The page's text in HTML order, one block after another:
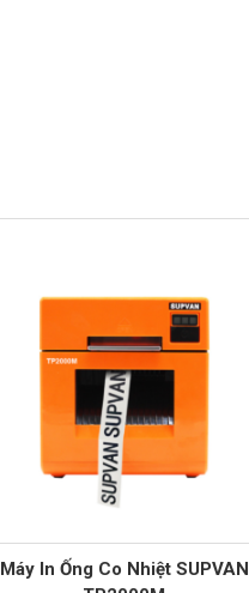
Máy In Ống Co Nhiệt SUPVAN